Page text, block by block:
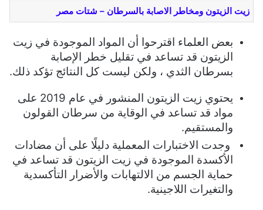
زيت الزيتون ومخاطر الاصابة بالسرطان – شتات مصر
بعض العلماء اقترحوا أن المواد الموجودة في زيت
الزيتون قد تساعد في تقليل خطر الإصابة
بسرطان الثدي ، ولكن ليست كل النتائج تؤكد ذلك.
يحتوي زيت الزيتون المنشور في عام 2019 على
مواد قد تساعد في الوقاية من سرطان القولون
والمستقيم.
وجدت الاختبارات المعملية دليلًا على أن مضادات
الأكسدة الموجودة في زيت الزيتون قد تساعد في
حماية الجسم من الالتهابات والأضرار التأكسدية
والتغيرات اللاجينية.